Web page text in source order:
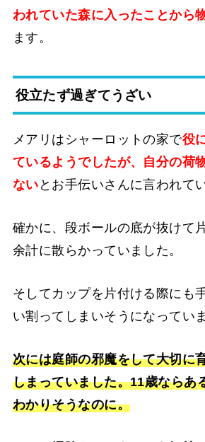
われていた森に入ったことから
ます。
役立たず過ぎてうざい
メアリはシャーロットの家で役
ているようでしたが、自分の荷
ない とお手伝いさんに言われて
確かに、段ボールの底が抜けて
余計に散らかっていました。
そしてカップを片付ける際にも
い割ってしまいそうになっていま
次には庭師の邪魔をして大切に
しまっていました。11歳ならあ
わかりそうなのに。